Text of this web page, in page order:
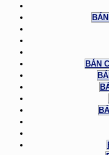
BÁN